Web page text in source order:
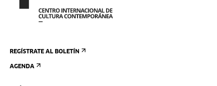
REGÍSTRATE AL BOLETÍN
AGENDA